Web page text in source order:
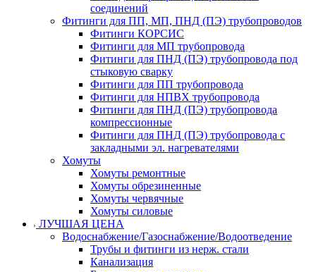
соединений
Фитинги для ПП, МП, ПНД (ПЭ) трубопроводов
Фитинги КОРСИС
Фитинги для МП трубопровода
Фитинги для ПНД (ПЭ) трубопровода под
стыковую сварку
Фитинги для ПП трубопровода
Фитинги для НПВХ трубопровода
Фитинги для ПНД (ПЭ) трубопровода
компрессионные
Фитинги для ПНД (ПЭ) трубопровода с
закладными эл. нагревателями
Хомуты
Хомуты ремонтные
Хомуты обрезиненные
Хомуты червячные
Хомуты силовые
ЛУЧШАЯ ЦЕНА
Водоснабжение/Газоснабжение/Водоотведение
Трубы и фитинги из нерж. стали
Канализация